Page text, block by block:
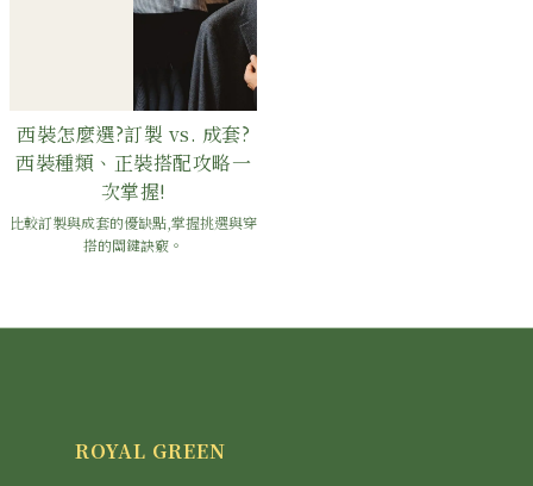
西裝怎麼選?訂製 vs. 成套?
西裝種類、正裝搭配攻略一
次掌握!
比較訂製與成套的優缺點,掌握挑選與穿
搭的關鍵訣竅。
ROYAL GREEN